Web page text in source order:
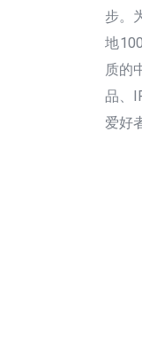
步。
地
质的
品、
爱好